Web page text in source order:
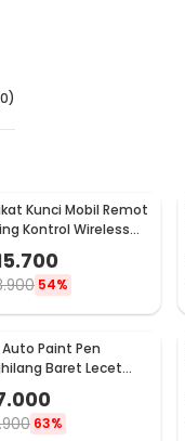
0)
Kunci Mobil Remot
Kontrol Wireless
54%
Auto Paint Pen
Baret Lecet
63%